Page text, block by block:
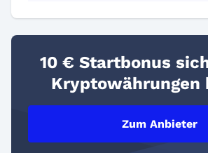
10 € Startbonus
Kryptowährungen
Zum Anbieter